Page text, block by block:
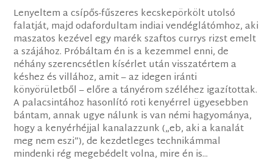
Lenyeltem a csípős-fűszeres kecskepörkölt utolsó
falatját, majd odafordultam indiai vendéglátómhoz, aki
maszatos kezével egy marék szaftos currys rizst emelt
a szájához. Próbáltam én is a kezemmel enni, de
néhány szerencsétlen kísérlet után visszatértem a
késhez és villához, amit – az idegen iránti
könyörületből – előre a tányérom széléhez igazítottak.
A palacsintához hasonlító roti kenyérrel ügyesebben
bántam, annak ugye nálunk is van némi hagyománya,
hogy a kenyérhéjjal kanalazzunk („eb, aki a kanalát
meg nem eszi”), de kezdetleges technikámmal
mindenki rég megebédelt volna, mire én is...